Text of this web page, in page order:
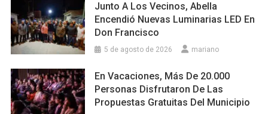
Junto A Los Vecinos, Abella
Encendió Nuevas Luminarias LED En
Don Francisco
5 de agosto de 2026 mariano
En Vacaciones, Más De 20.000
Personas Disfrutaron De Las
Propuestas Gratuitas Del Municipio